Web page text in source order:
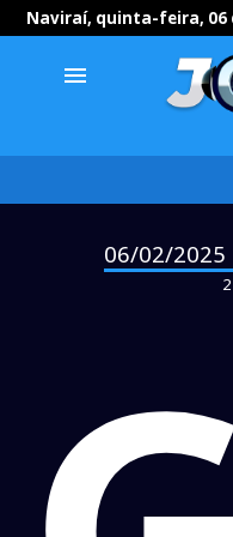
Naviraí, quinta-feira, 06
menu
06/02/